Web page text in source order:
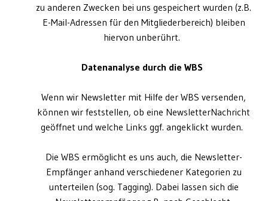
zu anderen Zwecken bei uns gespeichert wurden (z.B.
E-Mail-Adressen für den Mitgliederbereich) bleiben
hiervon unberührt.
Datenanalyse durch die WBS
Wenn wir Newsletter mit Hilfe der WBS versenden,
können wir feststellen, ob eine NewsletterNachricht
geöffnet und welche Links ggf. angeklickt wurden.
Die WBS ermöglicht es uns auch, die Newsletter-
Empfänger anhand verschiedener Kategorien zu
unterteilen (sog. Tagging). Dabei lassen sich die